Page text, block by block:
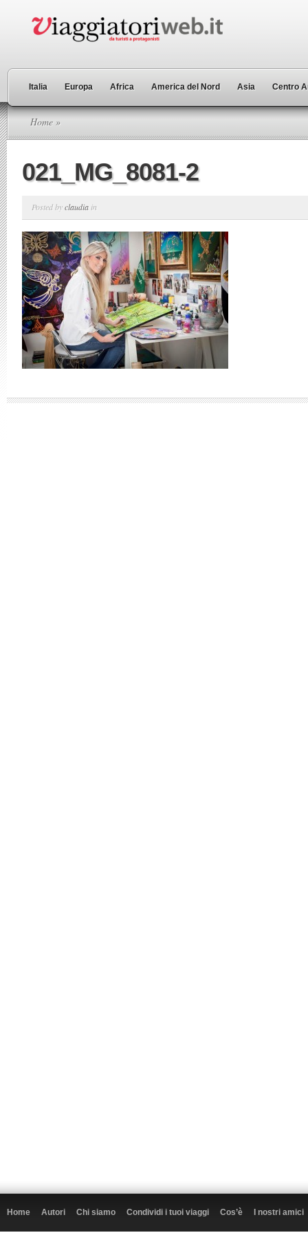
Italia Europa Africa America del Nord Asia Centro
Home »
021_MG_8081-2
Posted byclaudia in
Home Autori Chi siamo Condividi i tuoi viaggi Cos’è I nostri amici